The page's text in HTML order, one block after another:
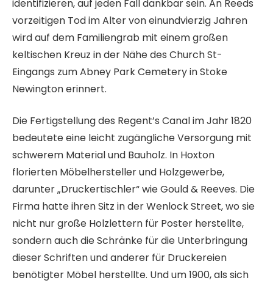
identifizieren, auf jeden Fall dankbar sein. An Reeds
vorzeitigen Tod im Alter von einundvierzig Jahren
wird auf dem Familiengrab mit einem großen
keltischen Kreuz in der Nähe des Church St-
Eingangs zum Abney Park Cemetery in Stoke
Newington erinnert.
Die Fertigstellung des Regent’s Canal im Jahr 1820
bedeutete eine leicht zugängliche Versorgung mit
schwerem Material und Bauholz. In Hoxton
florierten Möbelhersteller und Holzgewerbe,
darunter „Druckertischler“ wie Gould & Reeves. Die
Firma hatte ihren Sitz in der Wenlock Street, wo sie
nicht nur große Holzlettern für Poster herstellte,
sondern auch die Schränke für die Unterbringung
dieser Schriften und anderer für Druckereien
benötigter Möbel herstellte. Und um 1900, als sich